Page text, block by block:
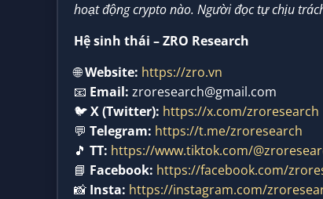
hoạt động crypto nào. Người đọc tự chịu
Hệ sinh thái – ZRO Research
🌐Website: https://zro.vn
📧 Email: zroresearch@gmail.com
🐦X (Twitter): https://x.com/zroresearch
💬 Telegram: https://t.me/zroresearch
🎵 TT: https://www.tiktok.com/
📘 Facebook: https://facebook.com/
📸 Insta: https://instagram.com/